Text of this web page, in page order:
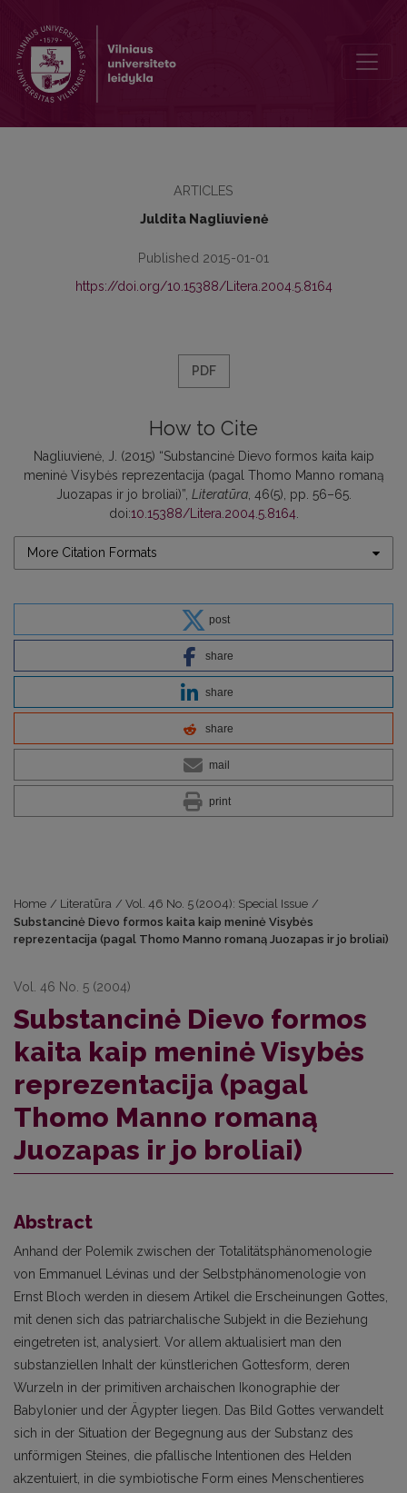
ARTICLES
Juldita Nagliuvienė
Published 2015-01-01
https://doi.org/10.15388/Litera.2004.5.8164
PDF
How to Cite
Nagliuvienė, J. (2015) “Substancinė Dievo formos kaita kaip
meninė Visybės reprezentacija (pagal Thomo Manno romaną
Juozapas ir jo broliai)”, Literatūra, 46(5), pp. 56–65.
doi:10.15388/Litera.2004.5.8164.
More Citation Formats
post
share
share
share
mail
print
Home / Literatūra / Vol. 46 No. 5 (2004): Special Issue /
Substancinė Dievo formos kaita kaip meninė Visybės
reprezentacija (pagal Thomo Manno romaną Juozapas ir jo broliai)
Vol. 46 No. 5 (2004)
Substancinė Dievo formos
kaita kaip meninė Visybės
reprezentacija (pagal
Thomo Manno romaną
Juozapas ir jo broliai)
Abstract
Anhand der Polemik zwischen der Totalitätsphänomenologie
von Emmanuel Lévinas und der Selbstphänomenologie von
Ernst Bloch werden in diesem Artikel die Erscheinungen Gottes,
mit denen sich das patriarchalische Subjekt in die Beziehung
eingetreten ist, analysiert. Vor allem aktualisiert man den
substanziellen Inhalt der künstlerichen Gottesform, deren
Wurzeln in der primitiven archaischen Ikonographie der
Babylonier und der Ägypter liegen. Das Bild Gottes verwandelt
sich in der Situation der Begegnung aus der Substanz des
unförmigen Steines, die pfallische Intentionen des Helden
akzentuiert, in die symbiotische Form eines Menschentieres